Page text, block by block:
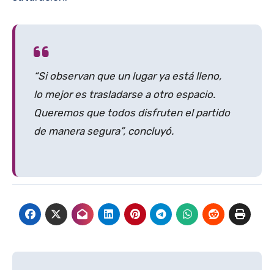
“Si observan que un lugar ya está lleno,
lo mejor es trasladarse a otro espacio.
Queremos que todos disfruten el partido
de manera segura”, concluyó.